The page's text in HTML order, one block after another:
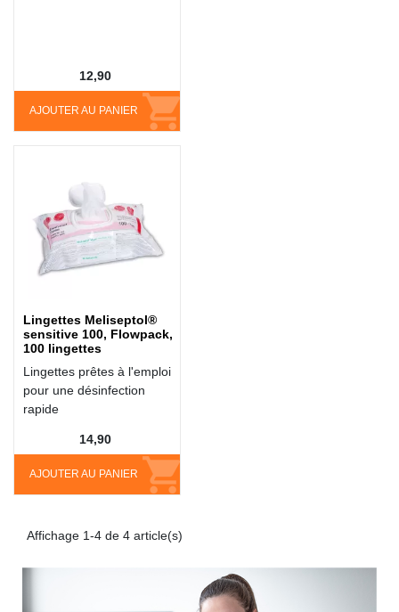
AJOUTER AU PANIER
12,90
Lingettes Meliseptol®
sensitive 100, Flowpack,
100 lingettes
Lingettes prêtes à l'emploi
pour une désinfection
rapide
AJOUTER AU PANIER
14,90
Affichage 1-4 de 4 article(s)